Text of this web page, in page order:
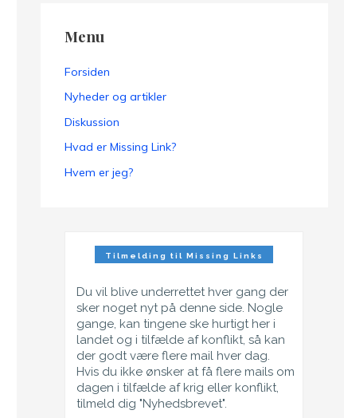
Menu
Forsiden
Nyheder og artikler
Diskussion
Hvad er Missing Link?
Hvem er jeg?
Du vil blive underrettet hver gang der
sker noget nyt på denne side. Nogle
gange, kan tingene ske hurtigt her i
landet og i tilfælde af konflikt, så kan
der godt være flere mail hver dag.
Hvis du ikke ønsker at få flere mails om
dagen i tilfælde af krig eller konflikt,
tilmeld dig "Nyhedsbrevet".
Tilmelding til Missing Links